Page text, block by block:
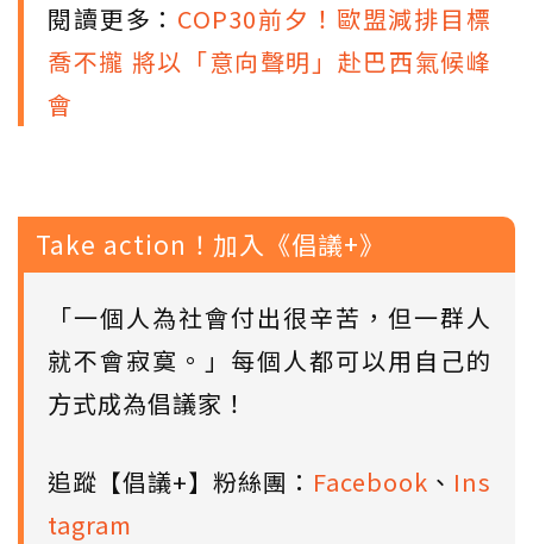
閱讀更多： COP30前夕！歐盟減排目標
喬不攏 將以「意向聲明」赴巴西氣候峰
會
Take action！加入《倡議+》
「一個人為社會付出很辛苦，但一群人
就不會寂寞。」每個人都可以用自己的
方式成為倡議家！
追蹤【倡議+】粉絲團： Facebook 、 Ins
tagram